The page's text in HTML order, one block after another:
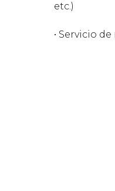
etc.)
• Servicio